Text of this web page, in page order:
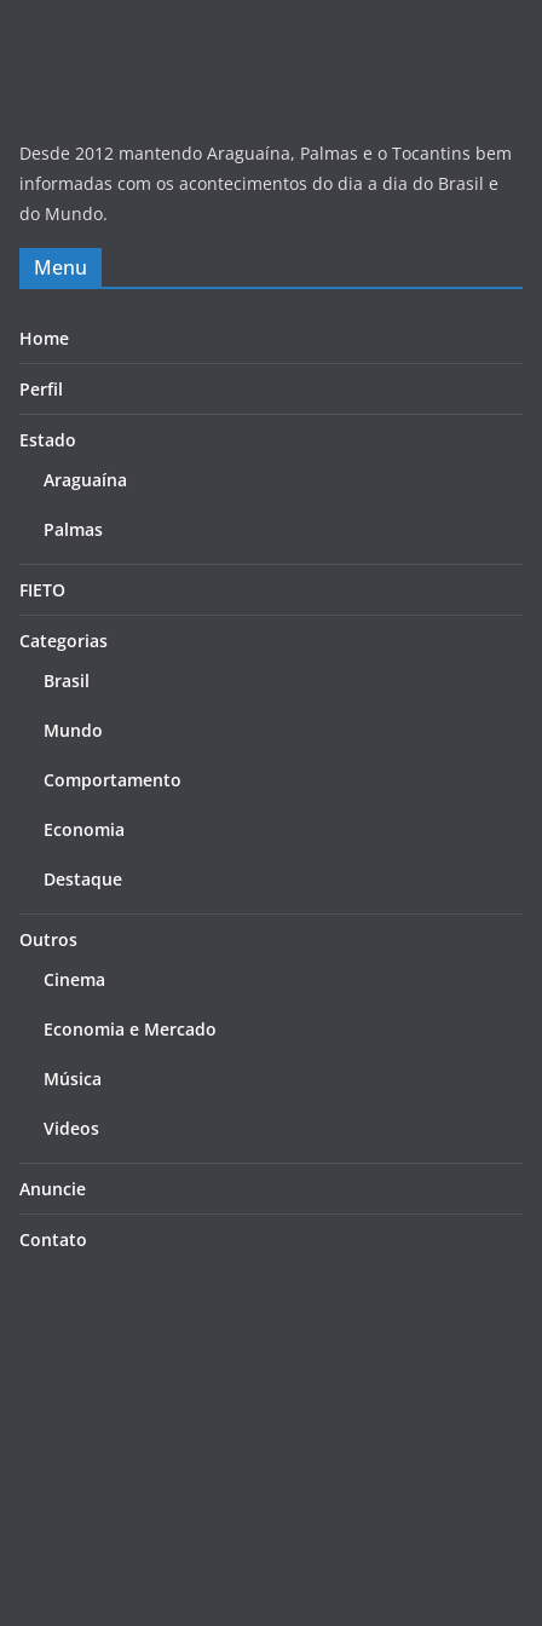
Desde 2012 mantendo Araguaína, Palmas e o Tocantins bem
informadas com os acontecimentos do dia a dia do Brasil e
do Mundo.
Menu
Home
Perfil
Estado
Araguaína
Palmas
FIETO
Categorias
Brasil
Mundo
Comportamento
Economia
Destaque
Outros
Cinema
Economia e Mercado
Música
Videos
Anuncie
Contato